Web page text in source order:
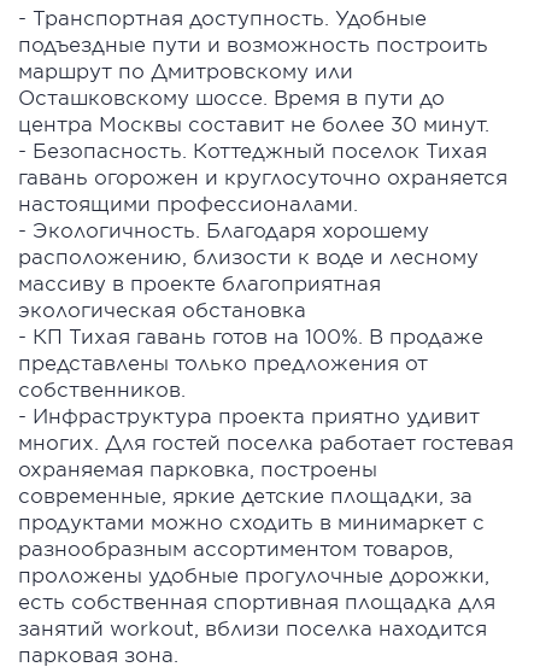
- Транспортная доступность. Удобные
подъездные пути и возможность построить
маршрут по Дмитровскому или
Осташковскому шоссе. Время в пути до
центра Москвы составит не более 30 минут.
- Безопасность. Коттеджный поселок Тихая
гавань огорожен и круглосуточно охраняется
настоящими профессионалами.
- Экологичность. Благодаря хорошему
расположению, близости к воде и лесному
массиву в проекте благоприятная
экологическая обстановка
- КП Тихая гавань готов на 100%. В продаже
представлены только предложения от
собственников.
- Инфраструктура проекта приятно удивит
многих. Для гостей поселка работает гостевая
охраняемая парковка, построены
современные, яркие детские площадки, за
продуктами можно сходить в минимаркет с
разнообразным ассортиментом товаров,
проложены удобные прогулочные дорожки,
есть собственная спортивная площадка для
занятий workout, вблизи поселка находится
парковая зона.